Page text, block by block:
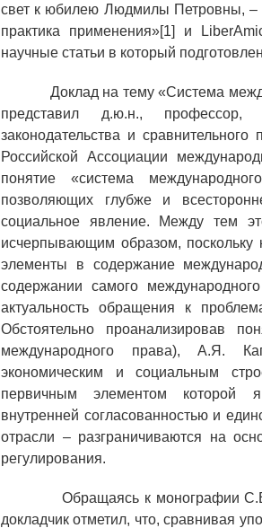
свет к юбилею Людмилы Петровны, –
практика применения»[1] и
Liber
научные статьи в который
Доклад на тему «Система
представил д.ю.н., профессор,
законодательства и
Российской Ассоциации
понятие «система
позволяющих глубже и
социальное явление. Между тем
исчерпывающим образом, поскольку
элементы в содержание
содержании самого
актуальность обращения к
Обстоятельно проанализировав
международного права), А.Я.
экономическим и социальным
первичным элементом которой
внутренней согласованностью и
отрасли – разграничиваются на
регулирования.
Обращаясь к монографии
докладчик отметил, что, сравнивая